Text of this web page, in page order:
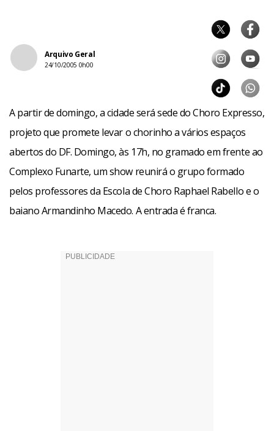
Arquivo Geral
24/10/2005 0h00
A partir de domingo, a cidade será sede do Choro Expresso,
projeto que promete levar o chorinho a vários espaços
abertos do DF. Domingo, às 17h, no gramado em frente ao
Complexo Funarte, um show reunirá o grupo formado
pelos professores da Escola de Choro Raphael Rabello e o
baiano Armandinho Macedo. A entrada é franca.